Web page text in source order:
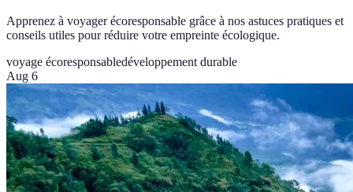
Apprenez à voyager écoresponsable grâce à nos astuces pratiques et
conseils utiles pour réduire votre empreinte écologique.
voyage écoresponsabledéveloppement durable
Aug 6